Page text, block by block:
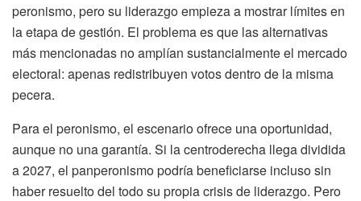
peronismo, pero su liderazgo empieza a mostrar límites en
la etapa de gestión. El problema es que las alternativas
más mencionadas no amplían sustancialmente el mercado
electoral: apenas redistribuyen votos dentro de la misma
pecera.
Para el peronismo, el escenario ofrece una oportunidad,
aunque no una garantía. Si la centroderecha llega dividida
a 2027, el panperonismo podría beneficiarse incluso sin
haber resuelto del todo su propia crisis de liderazgo. Pero